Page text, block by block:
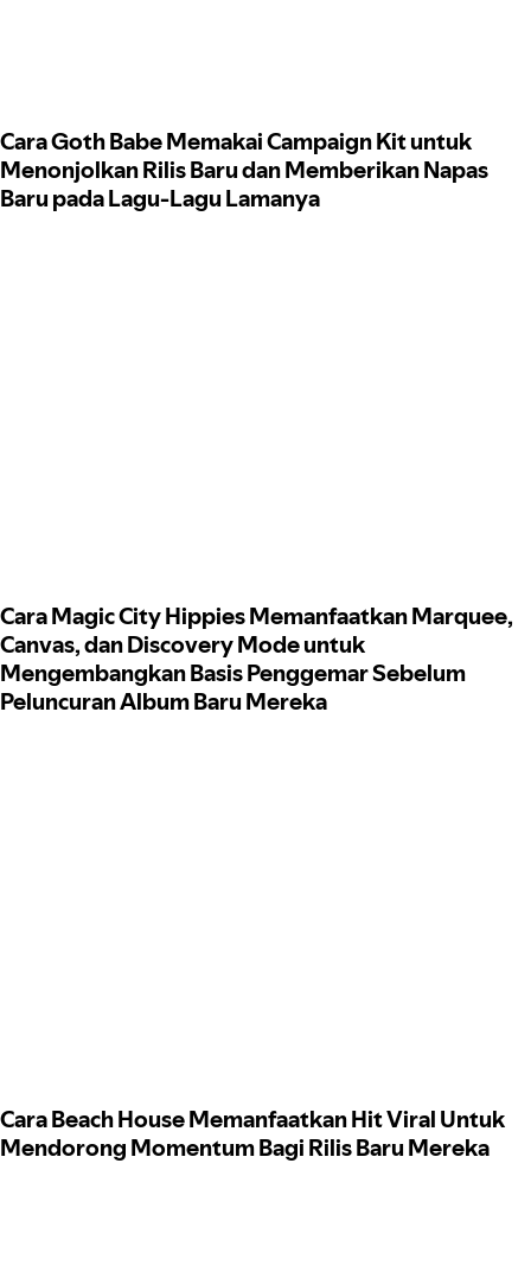
Cara Goth Babe Memakai Campaign Kit untuk
Menonjolkan Rilis Baru dan Memberikan Napas
Baru pada Lagu-Lagu Lamanya
Cara Magic City Hippies Memanfaatkan Marquee,
Canvas, dan Discovery Mode untuk
Mengembangkan Basis Penggemar Sebelum
Peluncuran Album Baru Mereka
Cara Beach House Memanfaatkan Hit Viral Untuk
Mendorong Momentum Bagi Rilis Baru Mereka